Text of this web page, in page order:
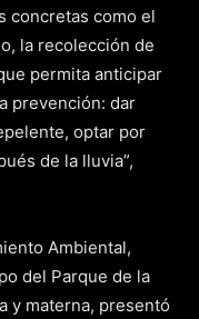
concretas como el
la recolección de
permita anticipar
prevención: dar
optar por
de la lluvia”,
Ambiental,
del Parque de la
y materna, presentó